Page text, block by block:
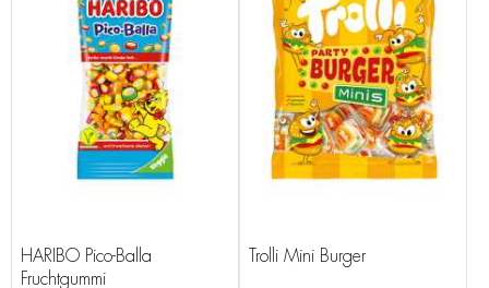
HARIBO Pico-Balla
Fruchtgummi
Trolli Mini Burger